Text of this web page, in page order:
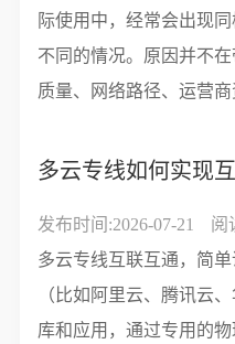
际使用中，经常会出现
不同的情况。原因并不
质量、网络路径、运营商
多云专线如何实现互
发布时间:2026-07-21
阅
多云专线互联互通，简
（比如阿里云、腾讯云
库和应用，通过专用的